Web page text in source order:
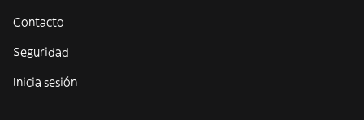
Contacto
Seguridad
Inicia sesión